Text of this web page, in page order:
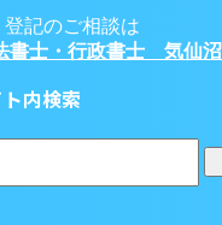
登記のご相談は
書士・行政書士 気仙
内検索